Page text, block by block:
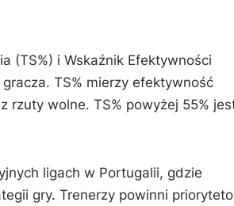
(TS%) i Wskaźnik Efektywności
TS% mierzy efektywność
rzuty wolne. TS% powyżej 55%
ligach w Portugalii, gdzie
gry. Trenerzy powinni